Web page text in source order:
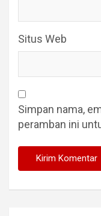
Situs Web
Simpan nama,
peramban ini